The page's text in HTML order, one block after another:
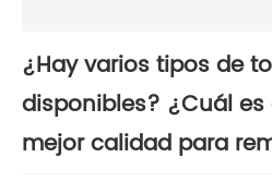
¿Hay varios tipos de
disponibles? ¿Cuál
mejor calidad para